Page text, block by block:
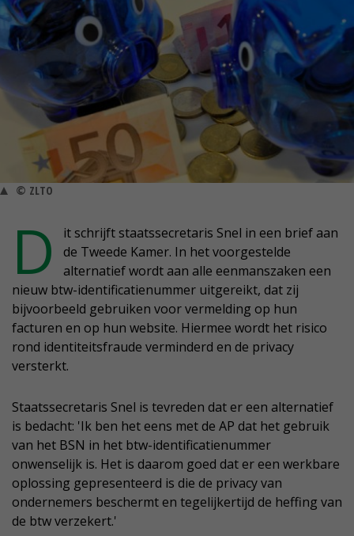
© ZLTO
D
it schrijft staatssecretaris Snel in een brief aan
de Tweede Kamer. In het voorgestelde
alternatief wordt aan alle eenmanszaken een
nieuw btw-identificatienummer uitgereikt, dat zij
bijvoorbeeld gebruiken voor vermelding op hun
facturen en op hun website. Hiermee wordt het risico
rond identiteitsfraude verminderd en de privacy
versterkt.
Staatssecretaris Snel is tevreden dat er een alternatief
is bedacht: 'Ik ben het eens met de AP dat het gebruik
van het BSN in het btw-identificatienummer
onwenselijk is. Het is daarom goed dat er een werkbare
oplossing gepresenteerd is die de privacy van
ondernemers beschermt en tegelijkertijd de heffing van
de btw verzekert.'